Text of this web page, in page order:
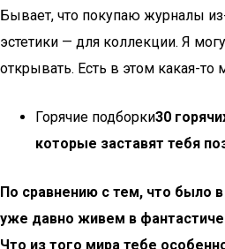
Бывает, что покупаю журналы
эстетики — для коллекции. Я
открывать. Есть в этом какая-то
Горячие подборки30
которые заставят тебя
По сравнению с тем, что было
уже давно живем в
Что из того мира тебе